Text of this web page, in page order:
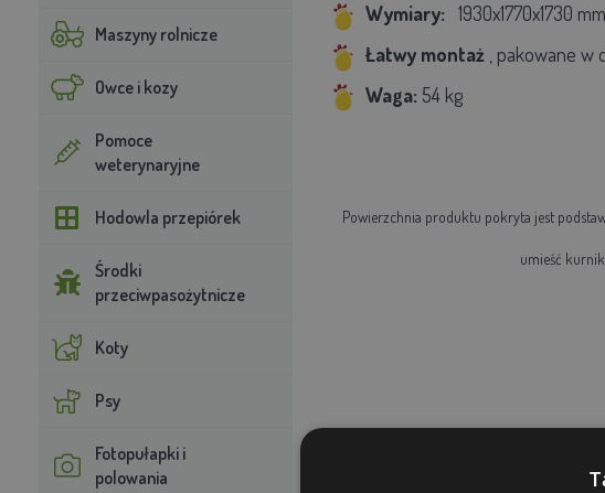
Maszyny rolnicze
Owce i kozy
Pomoce
weterynaryjne
Hodowla przepiórek
Środki
przeciwpasożytnicze
Koty
Psy
Fotopułapki i
polowania
Wymiary: 1930x1770x1730 mm
Łatwy montaż , pakowane w
Waga: 54 kg
Powierzchnia produktu pokryta jest
umieść